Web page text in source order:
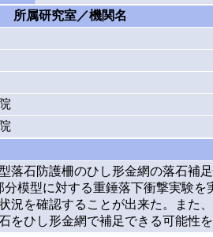
所属研究室／機関名
落石防護柵のひし形金網の落石補
分模型に対する重錘落下衝撃実験
況を確認することが出来た。また
をひし形金網で補足できる可能性